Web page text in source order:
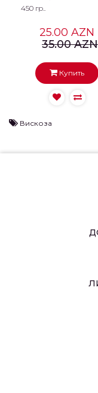
450 гр..
25.00 AZN
35.00 AZN
Купить
LIOCELL 15
ИНДИГО
Вискоза